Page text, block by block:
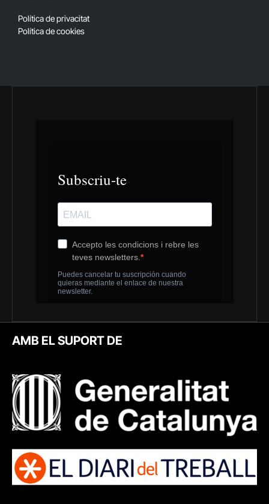
Política de privacitat
Política de cookies
AMB EL SUPORT DE